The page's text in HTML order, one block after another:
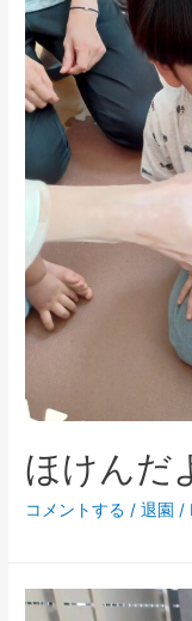
ほけんだ
コメントする /退園 /